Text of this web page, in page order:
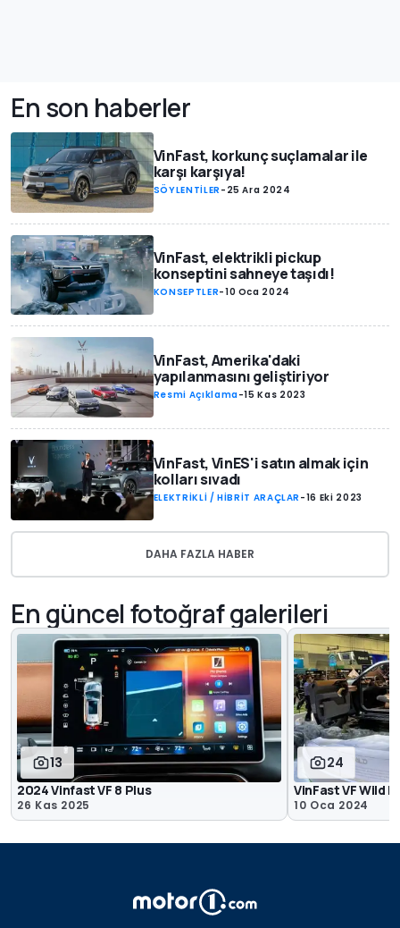
En son haberler
VinFast, korkunç suçlamalar ile
karşı karşıya!
SÖYLENTİLER - 25 Ara 2024
VinFast, elektrikli pickup
konseptini sahneye taşıdı!
KONSEPTLER-10 Oca 2024
VinFast, Amerika'daki
yapılanmasını geliştiriyor
Resmi Açıklama-15 Kas 2023
VinFast, VinES'i satın almak için
kolları sıvadı
ELEKTRİKLİ / HİBRİT ARAÇLAR -16 Eki 2023
DAHA FAZLA HABER
En güncel fotoğraf galerileri
13
2024 Vinfast VF 8 Plus
26 Kas 2025
24
VinFast VF Wild
10 Oca 2024